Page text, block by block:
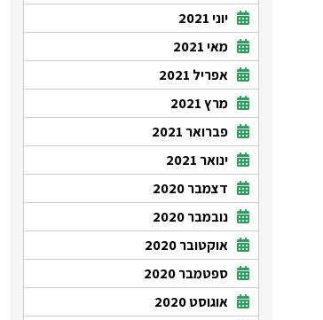
יוני 2021
מאי 2021
אפריל 2021
מרץ 2021
פברואר 2021
ינואר 2021
דצמבר 2020
נובמבר 2020
אוקטובר 2020
ספטמבר 2020
אוגוסט 2020